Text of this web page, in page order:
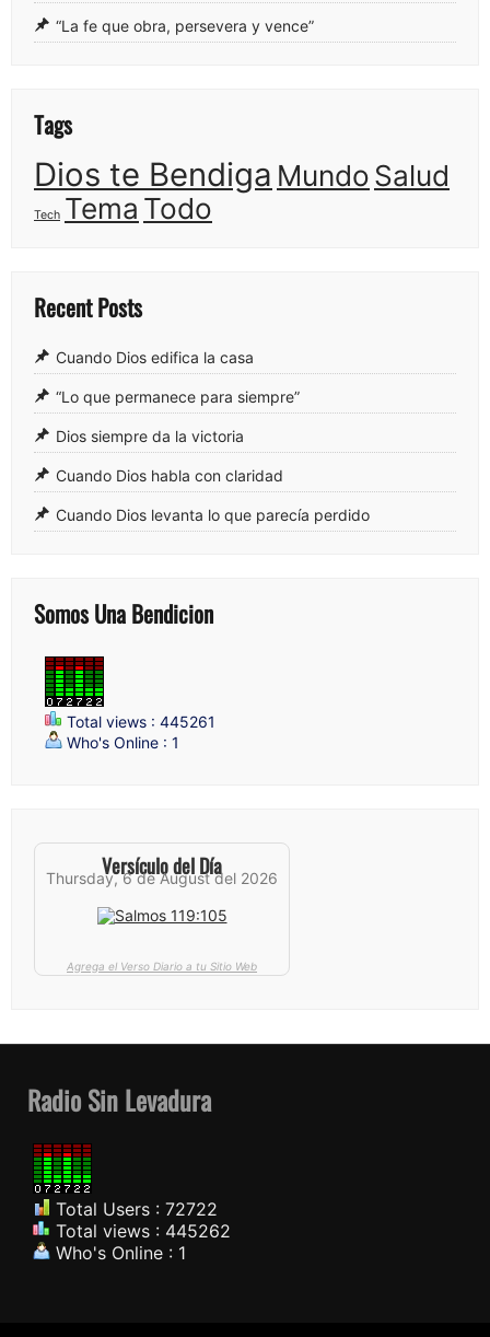
“La fe que obra, persevera y vence”
Tags
Dios te Bendiga MundoSalud
Tech Tema Todo
Recent Posts
Cuando Dios edifica la casa
“Lo que permanece para siempre”
Dios siempre da la victoria
Cuando Dios habla con claridad
Cuando Dios levanta lo que parecía perdido
Somos Una Bendicion
Total views : 445261
Who's Online : 1
Versículo del Día
Thursday, 6 de August del 2026
Agrega el Verso Diario a tu Sitio Web
Radio Sin Levadura
Total Users : 72722
Total views : 445262
Who's Online : 1